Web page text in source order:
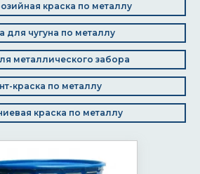
краска по металлу
для чугуна по металлу
металлического забора
краска по металлу
краска по металлу